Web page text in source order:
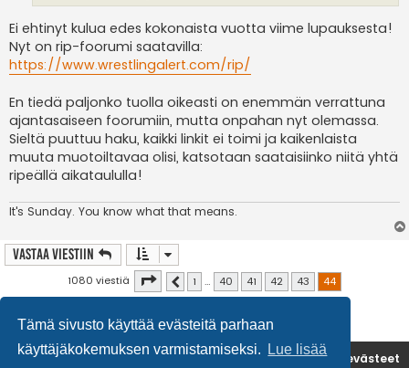
Tämä sivusto käyttää evästeitä parhaan
käyttäjäkokemuksen varmistamiseksi.
Lue lisää
Ei ehtinyt kulua edes kokonaista vuotta viime lupauksesta!
Nyt on rip-foorumi saatavilla:
https://www.wrestlingalert.com/rip/
En tiedä paljonko tuolla oikeasti on enemmän verrattuna
ajantasaiseen foorumiin, mutta onpahan nyt olemassa.
Sieltä puuttuu haku, kaikki linkit ei toimi ja kaikenlaista
muuta muotoiltavaa olisi, katsotaan saataisiinko niitä yhtä
ripeällä aikataululla!
It's Sunday. You know what that means.
Vastaa Viestiin
1080 viestiä Sivu 44Edellinen
1 … 40 41 42 43 44
Etusivu Poista evästeet